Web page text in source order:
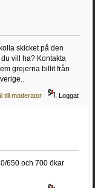
skicket på den
vill ha? Kontakta
grejerna billit från
till moderator Loggat
650 och 700 ökar